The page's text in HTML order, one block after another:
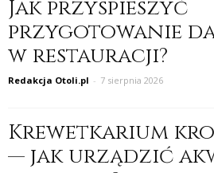
Jak przyspieszyć
przygotowanie
w restauracji?
Redakcja Otoli.pl - 7 sierpnia 2026
Krewetkarium
— jak urządzić